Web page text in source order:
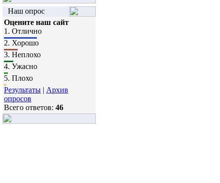
Наш опрос
Оцените наш сайт
1. Отлично
2. Хорошо
3. Неплохо
4. Ужасно
5. Плохо
Результаты | Архив
опросов
Всего ответов: 46